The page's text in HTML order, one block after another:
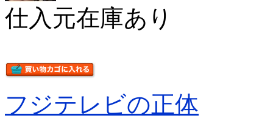
仕入元在庫あり
フジテレビの正体